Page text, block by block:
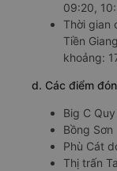
09:20,
Thời gian
Tiền
khoảng:
d. Các điểm
Big C
Bồng Sơn
Phù Cát
Thị trấn